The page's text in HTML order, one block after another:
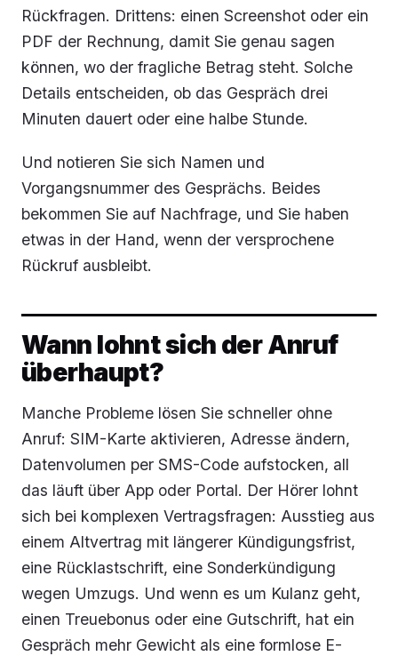
Rückfragen. Drittens: einen Screenshot oder ein
PDF der Rechnung, damit Sie genau sagen
können, wo der fragliche Betrag steht. Solche
Details entscheiden, ob das Gespräch drei
Minuten dauert oder eine halbe Stunde.
Und notieren Sie sich Namen und
Vorgangsnummer des Gesprächs. Beides
bekommen Sie auf Nachfrage, und Sie haben
etwas in der Hand, wenn der versprochene
Rückruf ausbleibt.
Wann lohnt sich der Anruf
überhaupt?
Manche Probleme lösen Sie schneller ohne
Anruf: SIM-Karte aktivieren, Adresse ändern,
Datenvolumen per SMS-Code aufstocken, all
das läuft über App oder Portal. Der Hörer lohnt
sich bei komplexen Vertragsfragen: Ausstieg aus
einem Altvertrag mit längerer Kündigungsfrist,
eine Rücklastschrift, eine Sonderkündigung
wegen Umzugs. Und wenn es um Kulanz geht,
einen Treuebonus oder eine Gutschrift, hat ein
Gespräch mehr Gewicht als eine formlose E-